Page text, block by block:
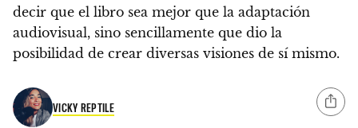
decir que el libro sea mejor que la adaptación
audiovisual, sino sencillamente que dio la
posibilidad de crear diversas visiones de sí mismo.
VICKY REPTILE